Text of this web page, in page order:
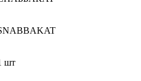
шт